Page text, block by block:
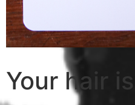
Your hair